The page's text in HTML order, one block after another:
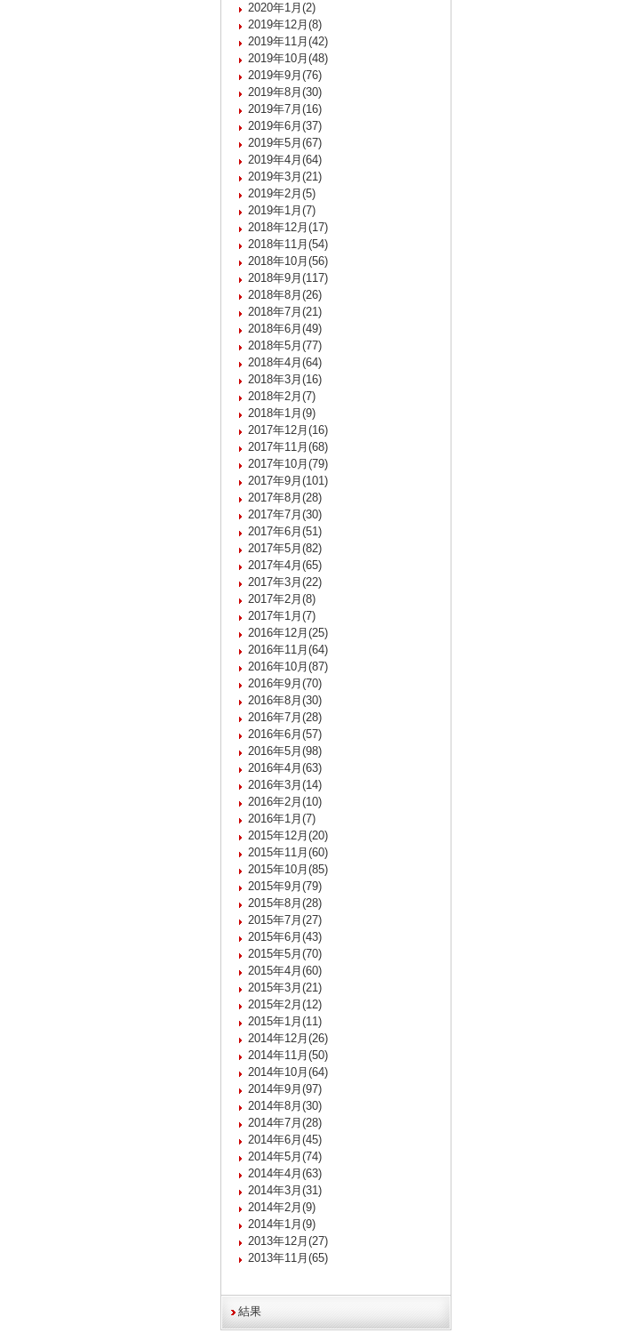
2020年1月(2)
2019年12月(8)
2019年11月(42)
2019年10月(48)
2019年9月(76)
2019年8月(30)
2019年7月(16)
2019年6月(37)
2019年5月(67)
2019年4月(64)
2019年3月(21)
2019年2月(5)
2019年1月(7)
2018年12月(17)
2018年11月(54)
2018年10月(56)
2018年9月(117)
2018年8月(26)
2018年7月(21)
2018年6月(49)
2018年5月(77)
2018年4月(64)
2018年3月(16)
2018年2月(7)
2018年1月(9)
2017年12月(16)
2017年11月(68)
2017年10月(79)
2017年9月(101)
2017年8月(28)
2017年7月(30)
2017年6月(51)
2017年5月(82)
2017年4月(65)
2017年3月(22)
2017年2月(8)
2017年1月(7)
2016年12月(25)
2016年11月(64)
2016年10月(87)
2016年9月(70)
2016年8月(30)
2016年7月(28)
2016年6月(57)
2016年5月(98)
2016年4月(63)
2016年3月(14)
2016年2月(10)
2016年1月(7)
2015年12月(20)
2015年11月(60)
2015年10月(85)
2015年9月(79)
2015年8月(28)
2015年7月(27)
2015年6月(43)
2015年5月(70)
2015年4月(60)
2015年3月(21)
2015年2月(12)
2015年1月(11)
2014年12月(26)
2014年11月(50)
2014年10月(64)
2014年9月(97)
2014年8月(30)
2014年7月(28)
2014年6月(45)
2014年5月(74)
2014年4月(63)
2014年3月(31)
2014年2月(9)
2014年1月(9)
2013年12月(27)
2013年11月(65)
結果